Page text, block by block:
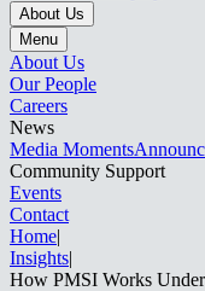
About Us
Menu
About Us
Our People
Careers
News
Media Moments
Community Support
Events
Contact
Home|
Insights|
How PMSI Works Under the New PPSA Rules in Australia​​​​‌